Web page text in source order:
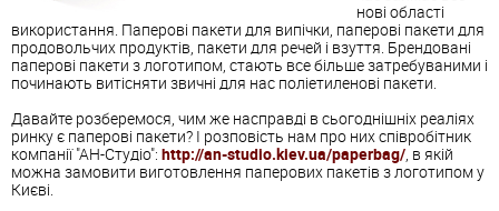
нові області
використання. Паперові пакети для випічки, паперові пакети для
продовольчих продуктів, пакети для речей і взуття. Брендовані
паперові пакети з логотипом, стають все більше затребуваними і
починають витісняти звичні для нас поліетиленові пакети.
Давайте розберемося, чим же насправді в сьогоднішніх реаліях
ринку є паперові пакети? І розповість нам про них співробітник
компанії "АН-Студіо": http://an-studio.kiev.ua/paperbag/, в якій
можна замовити виготовлення паперових пакетів з логотипом у
Києві.